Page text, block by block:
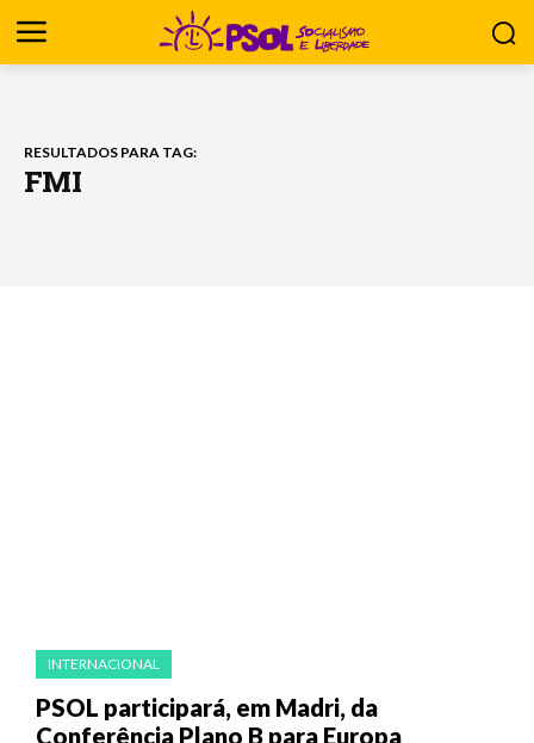
RESULTADOS PARA TAG:
FMI
INTERNACIONAL
PSOL participará, em Madri, da
Conferência Plano B para Europa